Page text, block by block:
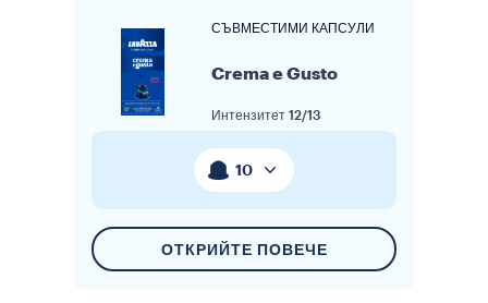
СЪВМЕСТИМИ КАПСУЛИ
Crema e Gusto
Интензитет 12/13
10
ОТКРИЙТЕ ПОВЕЧЕ